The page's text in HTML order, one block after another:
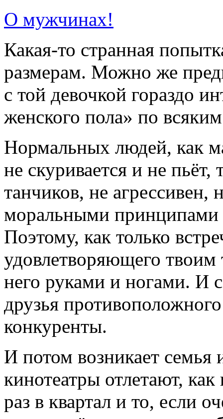
О мужчинах!
Какая-то странная
размерам. Можно же
с той девочкой гораздо
женского пола» по
Нормальных людей, как
не скуривается и не пьёт,
танчиков, не
моральными принципами
Поэтому, как только
удовлетворяющего твоим
него руками и ногами. И
друзья
конкуренты.
И потом возникает семья
кинотеатры отлетают,
раз в квартал и то, если